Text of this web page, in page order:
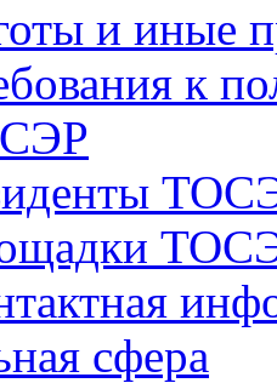
и иные
к
сфера